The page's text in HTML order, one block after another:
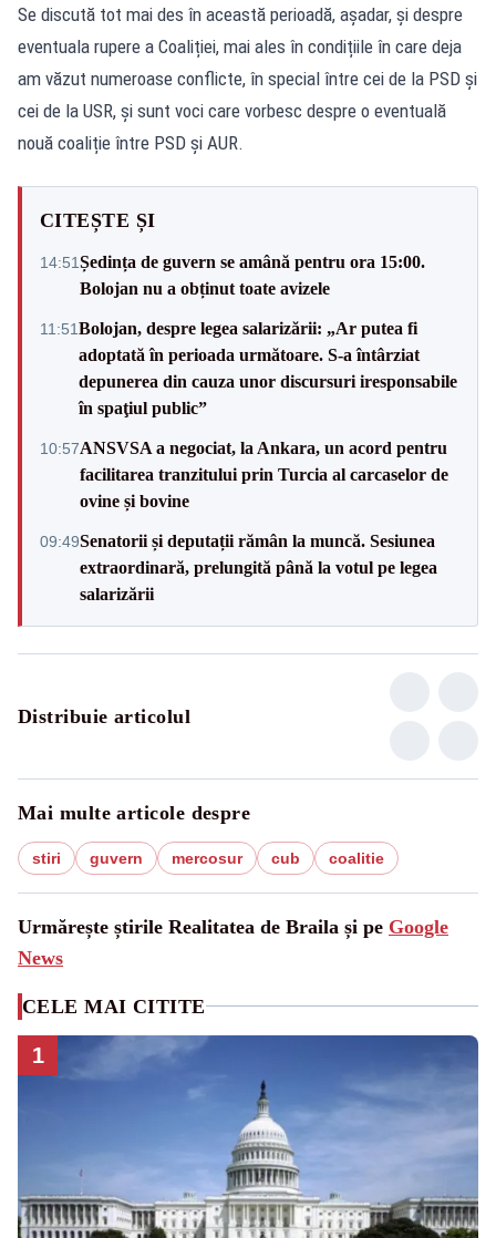
Se discută tot mai des în această perioadă, așadar, și despre
eventuala rupere a Coaliției, mai ales în condițiile în care deja
am văzut numeroase conflicte, în special între cei de la PSD și
cei de la USR, și sunt voci care vorbesc despre o eventuală
nouă coaliție între PSD și AUR.
CITEȘTE ȘI
14:51Ședința de guvern se amână pentru ora 15:00.
Bolojan nu a obținut toate avizele
11:51Bolojan, despre legea salarizării: „Ar putea fi
adoptată în perioada următoare. S-a întârziat
depunerea din cauza unor discursuri iresponsabile
în spaţiul public”
10:57ANSVSA a negociat, la Ankara, un acord pentru
facilitarea tranzitului prin Turcia al carcaselor de
ovine și bovine
09:49Senatorii și deputații rămân la muncă. Sesiunea
extraordinară, prelungită până la votul pe legea
salarizării
Distribuie articolul
Mai multe articole despre
stiri guvern mercosur cub coalitie
Urmărește știrile Realitatea de Braila și pe Google
News
CELE MAI CITITE
1